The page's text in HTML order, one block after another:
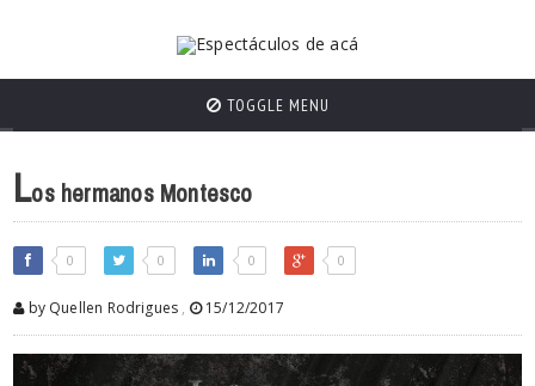
TOGGLE MENU
Los hermanos Montesco
0 0 0 0
by Quellen Rodrigues , 15/12/2017